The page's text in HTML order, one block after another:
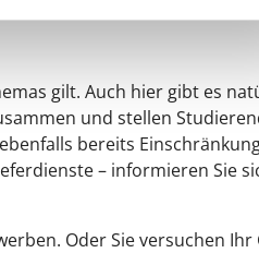
gilt. Auch hier gibt es
und stellen
bereits
– informieren Sie
Oder Sie versuchen